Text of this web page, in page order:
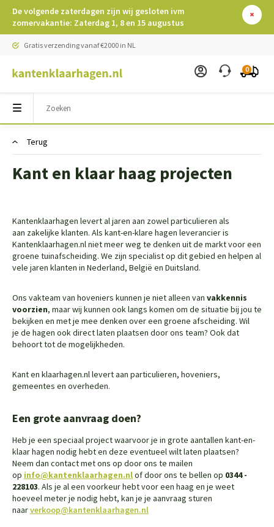
De volgende zaterdagen zijn wij gesloten ivm
zomervakantie: Zaterdag 1, 8 en 15 augustus
Gratis verzending vanaf €2000 in NL
0
Terug
Kant en klaar haag projecten
Kantenklaarhagen levert al jaren aan zowel particulieren als
aan zakelijke klanten. Als kant-en-klare hagen leverancier is
Kantenklaarhagen.nl niet meer weg te denken uit de markt voor een
groene tuinafscheiding. We zijn specialist op dit gebied en helpen al
vele jaren klanten in Nederland, België en Duitsland.
Ons vakteam van hoveniers kunnen je niet alleen van vakkennis
voorzien, maar wij kunnen ook langs komen om de situatie bij jou te
bekijken en met je mee denken over een groene afscheiding. Wil
je de hagen ook direct laten plaatsen door ons team? Ook dat
behoort tot de mogelijkheden.
Kant en klaarhagen.nl levert aan particulieren, hoveniers,
gemeentes en overheden.
Een grote aanvraag doen?
Heb je een speciaal project waarvoor je in grote aantallen kant-en-
klaar hagen nodig hebt en deze eventueel wilt laten plaatsen?
Neem dan contact met ons op door ons te mailen
op info@kantenklaarhagen.nlof door ons te bellen op 0344 -
228103. Als je al een voorkeur hebt voor een haag en je weet
hoeveel meter je nodig hebt, kan je je aanvraag sturen
naarverkoop@kantenklaarhagen.nl